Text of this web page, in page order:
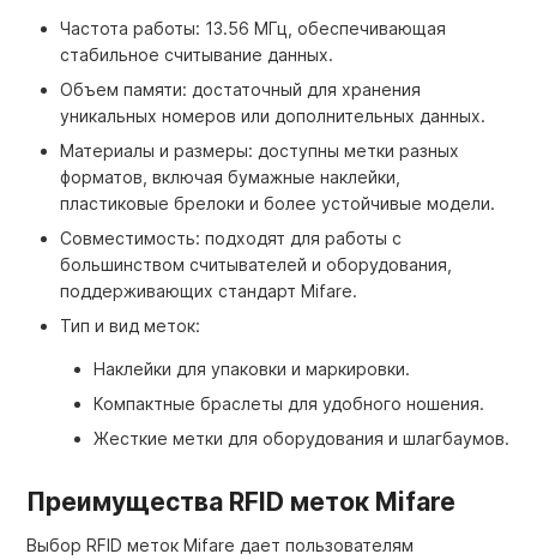
Частота работы: 13.56 МГц, обеспечивающая
стабильное считывание данных.
Объем памяти: достаточный для хранения
уникальных номеров или дополнительных данных.
Материалы и размеры: доступны метки разных
форматов, включая бумажные наклейки,
пластиковые брелоки и более устойчивые модели.
Совместимость: подходят для работы с
большинством считывателей и оборудования,
поддерживающих стандарт Mifare.
Тип и вид меток:
Наклейки для упаковки и маркировки.
Компактные браслеты для удобного ношения.
Жесткие метки для оборудования и шлагбаумов.
Преимущества RFID меток Mifare
Выбор RFID меток Mifare дает пользователям